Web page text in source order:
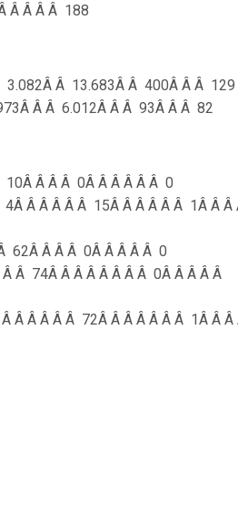
Â Â Â Â 188
3.082Â Â 13.683Â Â 400Â Â Â 129
Â Â 6.012Â Â Â 93Â Â Â 82
10Â Â Â Â 0Â Â Â Â Â Â 0
4Â Â Â Â Â Â 15Â Â Â Â Â Â 1Â Â
62Â Â Â Â 0Â Â Â Â Â 0
Â Â 74Â Â Â Â Â Â Â Â 0Â Â Â Â Â
Â Â Â Â Â 72Â Â Â Â Â Â Â 1Â Â